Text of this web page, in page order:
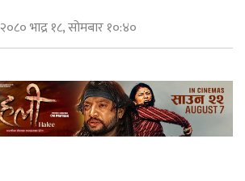
२०८० भाद्र १८, सोमबार १०:४०